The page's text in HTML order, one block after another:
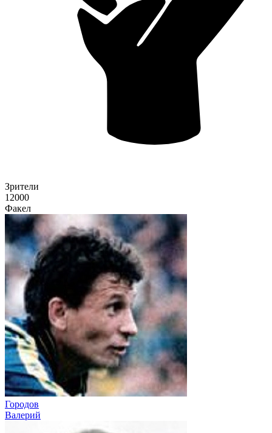
Зрители
12000
Факел
Городов
Валерий